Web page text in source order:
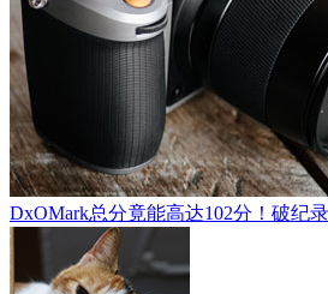
DxOMark总分竟能高达102分！破纪